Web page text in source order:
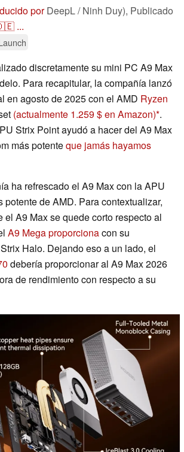
porDeepL / Ninh Duy), Publicado
...
discretamente su mini PC A9 Max
Para recapitular, la compañía lanzó
en agosto de 2025 con el AMD Ryzen
(actualmente 1.259 $ en Amazon) .
Strix Point ayudó a hacer del A9 Max
más potenteque jamás hayamos
ha refrescado el A9 Max con la APU
potente de AMD. Para contextualizar,
el A9 Max se quede corto respecto al
A9 Mega proporcionacon su
Halo. Dejando eso a un lado, el
debería proporcionar al A9 Max 2026
de rendimiento con respecto a su